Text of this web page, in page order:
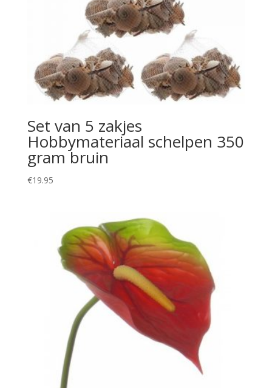
Set van 5 zakjes
Hobbymateriaal schelpen 350
gram bruin
€19.95